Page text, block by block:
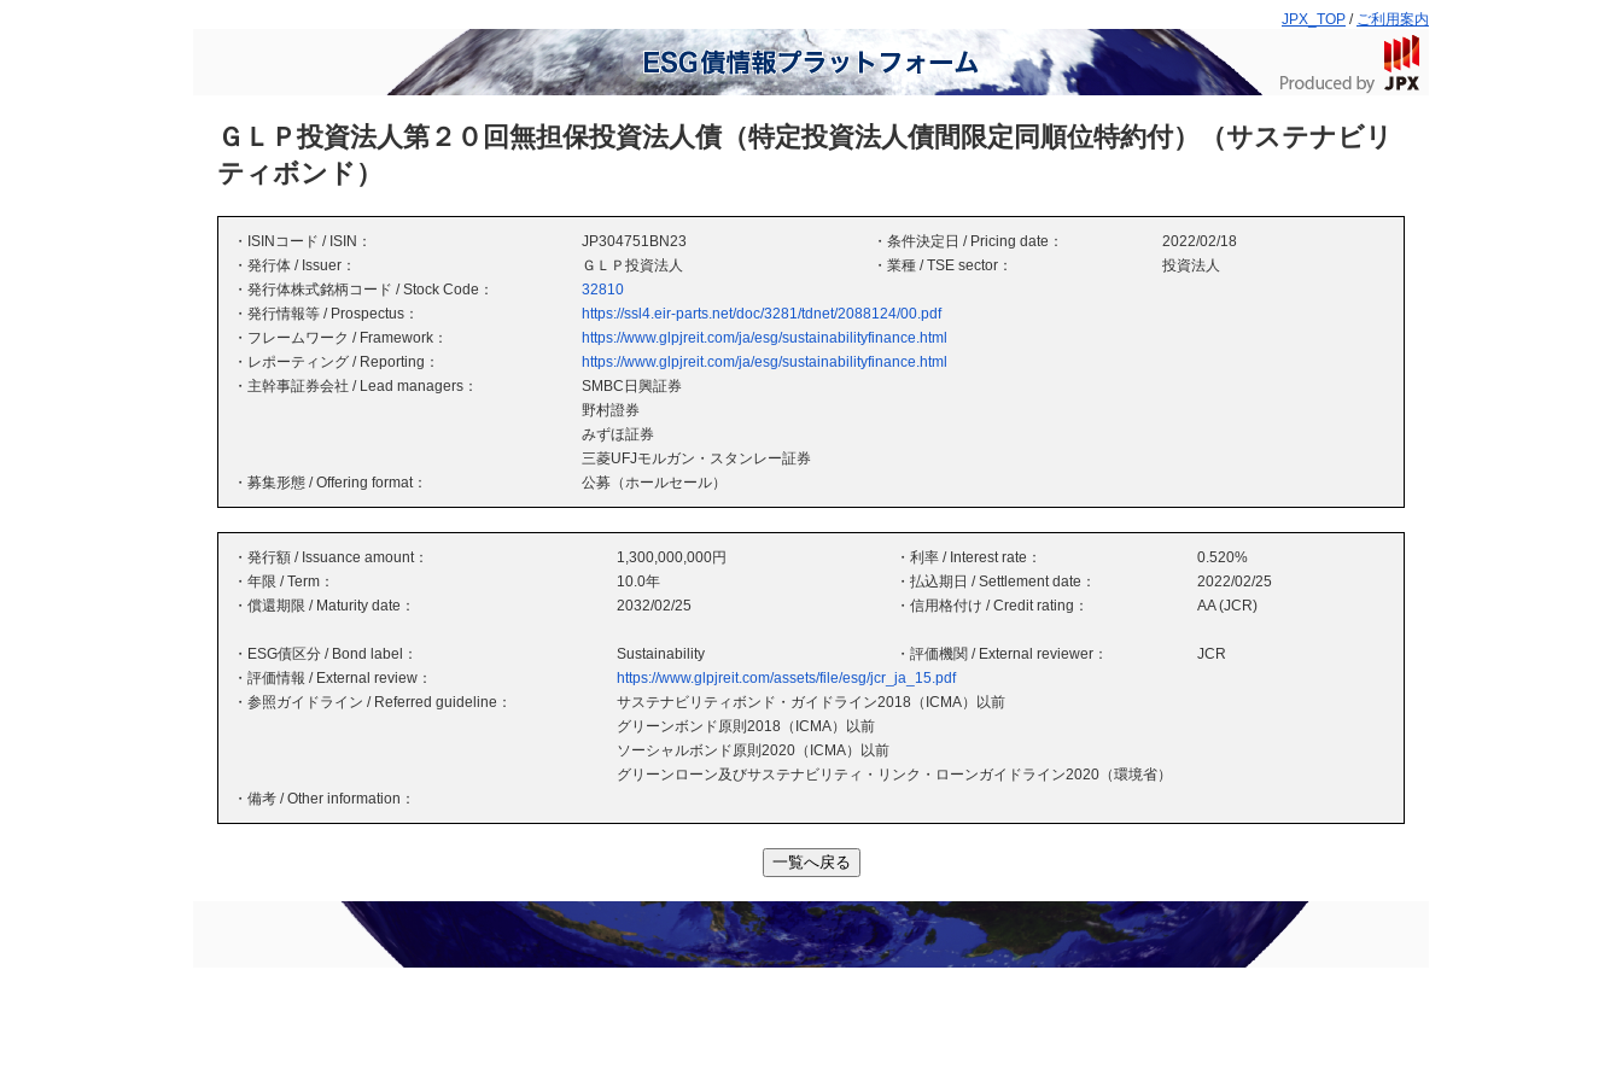
JPX_TOP / ご利用案内
ＧＬＰ投資法人第２０回無担保投資法人債（特定投資法人債間限定同順位特約付）（サステナビリ
ティボンド）
・ISINコード / ISIN： JP304751BN23 ・条件決定日 / Pricing date：
2022/02/18
・発行体 / Issuer：
ＧＬＰ投資法人 ・業種 / TSE sector：
投資法人
・発行体株式銘柄コード / Stock Code：
32810
・発行情報等 / Prospectus：
https://ssl4.eir-parts.net/doc/3281/tdnet/2088124/00.pdf
・フレームワーク / Framework：
https://www.glpjreit.com/ja/esg/sustainabilityfinance.html
・レポーティング / Reporting：
https://www.glpjreit.com/ja/esg/sustainabilityfinance.html
・主幹事証券会社 / Lead managers：
SMBC日興証券
野村證券
みずほ証券
三菱UFJモルガン・スタンレー証券
・募集形態 / Offering format：
公募（ホールセール）
・発行額 / Issuance amount： 1,300,000,000円 ・利率 / Interest rate：
0.520%
・年限 / Term：
10.0年 ・払込期日 / Settlement date：
2022/02/25
・償還期限 / Maturity date：
2032/02/25 ・信用格付け / Credit rating： AA (JCR)
・ESG債区分 / Bond label： Sustainability ・評価機関 / External reviewer：
JCR
・評価情報 / External review：
https://www.glpjreit.com/assets/file/esg/jcr_ja_15.pdf
・参照ガイドライン / Referred guideline：
サステナビリティボンド・ガイドライン2018（ICMA）以前
グリーンボンド原則2018（ICMA）以前
ソーシャルボンド原則2020（ICMA）以前
グリーンローン及びサステナビリティ・リンク・ローンガイドライン2020（環境省）
・備考 / Other information：
一覧へ戻る